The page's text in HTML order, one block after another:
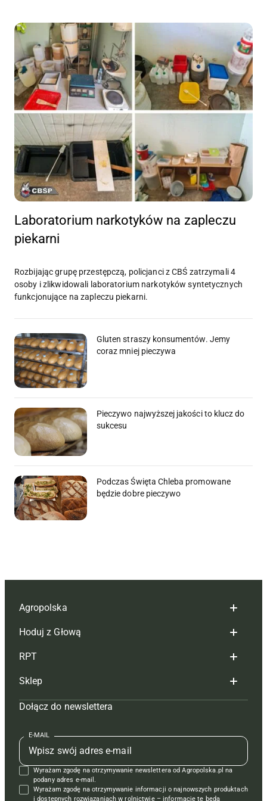
Laboratorium narkotyków na zapleczu
piekarni
Rozbijając grupę przestępczą, policjanci z CBŚ zatrzymali 4
osoby i zlikwidowali laboratorium narkotyków syntetycznych
funkcjonujące na zapleczu piekarni.
Gluten straszy konsumentów. Jemy
coraz mniej pieczywa
Pieczywo najwyższej jakości to klucz do
sukcesu
Podczas Święta Chleba promowane
będzie dobre pieczywo
Agropolska
Redakcja
Reklama
Tagi
Mapa serwisu
Kontakt
Regulamin
Polityka prywatności
Hoduj z Głową
Hoduj z głową bydło
Hoduj z głową świnie
Prenumerata
Redakcja
Kontakt
Reklama
RPT
Redakcja
Prenumerata
Reklama
Kontakt
Krzyżówki
Sklep
Czasopisma i prenumerata
Książki
Regulamin
Dołącz do newslettera
E-MAIL
Wyrażam zgodę na otrzymywanie newslettera od Agropolska.pl na
podany adres e-mail.
Wyrażam zgodę na otrzymywanie informacji o najnowszych produktach
i dostępnych rozwiązaniach w rolnictwie – informacje te będą